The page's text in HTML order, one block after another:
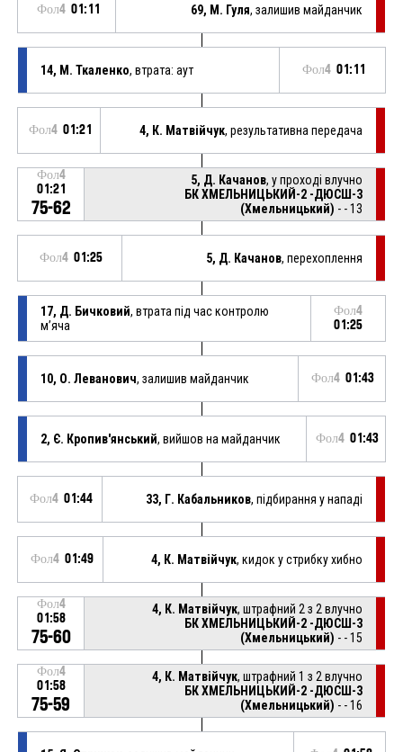
Фол4 01:11 69, М. Гуля, залишив майданчик
14, М. Ткаленко, втрата: аут Фол4 01:11
Фол4 01:21 4, К. Матвійчук, результативна передача
Фол4
01:21
75-62
5, Д. Качанов, у проході влучно
БК ХМЕЛЬНИЦЬКИЙ-2 -ДЮСШ-3
(Хмельницький) - - 13
Фол4 01:25 5, Д. Качанов, перехоплення
17, Д. Бичковий, втрата під час контролю
м’яча
Фол4
01:25
10, О. Леванович, залишив майданчик Фол4 01:43
2, Є. Кропив'янський, вийшов на майданчик Фол4 01:43
Фол4 01:44 33, Г. Кабальников, підбирання у нападі
Фол4 01:49 4, К. Матвійчук, кидок у стрибку хибно
Фол4
01:58
75-60
4, К. Матвійчук, штрафний 2 з 2 влучно
БК ХМЕЛЬНИЦЬКИЙ-2 -ДЮСШ-3
(Хмельницький) - - 15
Фол4
01:58
75-59
4, К. Матвійчук, штрафний 1 з 2 влучно
БК ХМЕЛЬНИЦЬКИЙ-2 -ДЮСШ-3
(Хмельницький) - - 16